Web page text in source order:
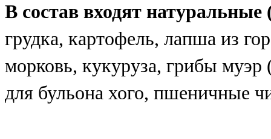
В состав входят
грудка, картофель, лапша из
морковь, кукуруза, грибы
для бульона хого, пшеничные